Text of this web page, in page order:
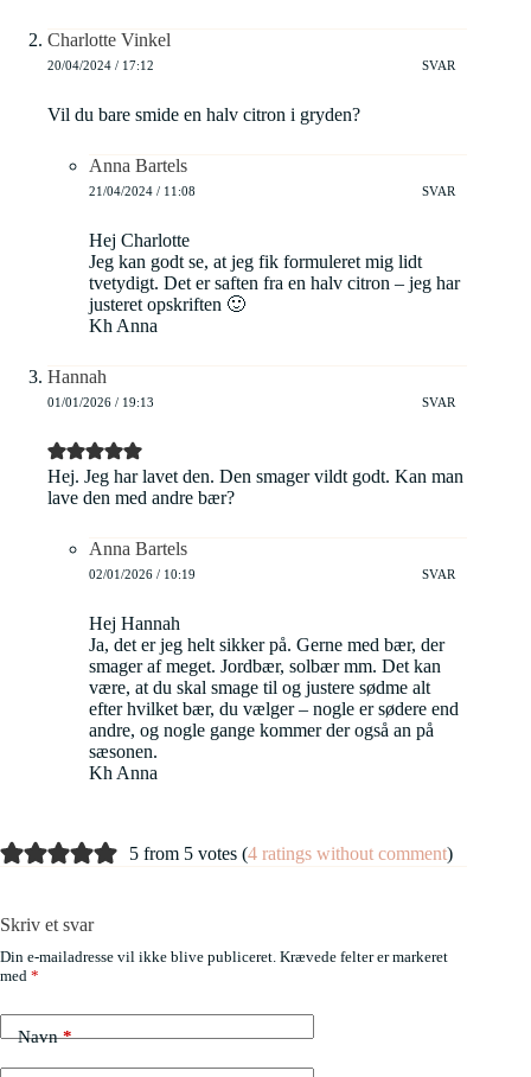
Charlotte Vinkel
20/04/2024 / 17:12 SVAR
Vil du bare smide en halv citron i gryden?
Anna Bartels
21/04/2024 / 11:08 SVAR
Hej Charlotte
Jeg kan godt se, at jeg fik formuleret mig lidt
tvetydigt. Det er saften fra en halv citron – jeg har
justeret opskriften 🙂
Kh Anna
Hannah
01/01/2026 / 19:13 SVAR
Hej. Jeg har lavet den. Den smager vildt godt. Kan man
lave den med andre bær?
Anna Bartels
02/01/2026 / 10:19 SVAR
Hej Hannah
Ja, det er jeg helt sikker på. Gerne med bær, der
smager af meget. Jordbær, solbær mm. Det kan
være, at du skal smage til og justere sødme alt
efter hvilket bær, du vælger – nogle er sødere end
andre, og nogle gange kommer der også an på
sæsonen.
Kh Anna
5 from 5 votes (4 ratings without comment)
Skriv et svar
Din e-mailadresse vil ikke blive publiceret. Krævede felter er markeret
med *
Navn*